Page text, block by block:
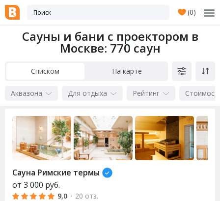
(0)
Сауны и бани с проектором в
Москве: 770 саун
Списком На карте
Аквазона Для отдыха Рейтинг
Сауна Римские термы
от 3 000 руб.
9,0 · 20 отз.